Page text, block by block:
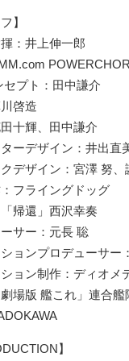
】
：井上伸一郎
セプト：田中謙介
啓造
十輝、田中謙介
ーデザイン：井出直
デザイン：宮澤 努、
フライングドッグ
帰還」西沢幸奏
サー：元長 聡
ョンプロデューサー
ョン制作：ディオメ
場版 艦これ」連合艦
】